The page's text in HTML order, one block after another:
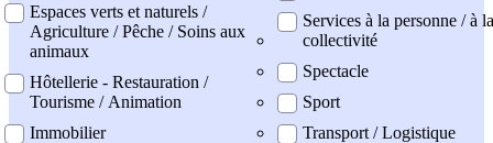
Espaces verts et naturels /
Agriculture / Pêche / Soins aux
animaux
Hôtellerie - Restauration /
Tourisme / Animation
Immobilier
Services à la personne / à la
collectivité
Spectacle
Sport
Transport / Logistique